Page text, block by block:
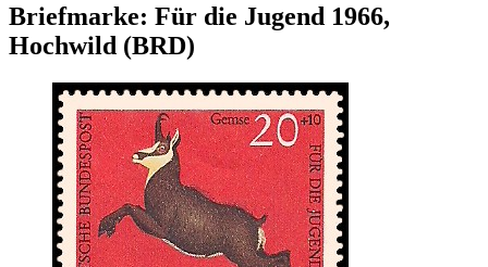
Briefmarke: Für die Jugend 1966,
Hochwild (BRD)